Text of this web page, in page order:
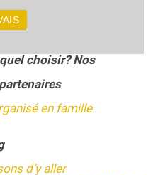
choisir? Nos
en famille
d’y aller